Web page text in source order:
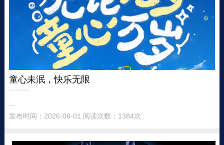
童心未泯，快乐无限
发布时间：2026-06-01 阅读次数：1384次